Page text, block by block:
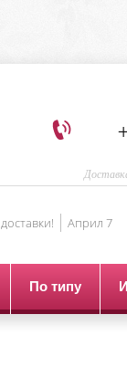
Aприл 7
По типу